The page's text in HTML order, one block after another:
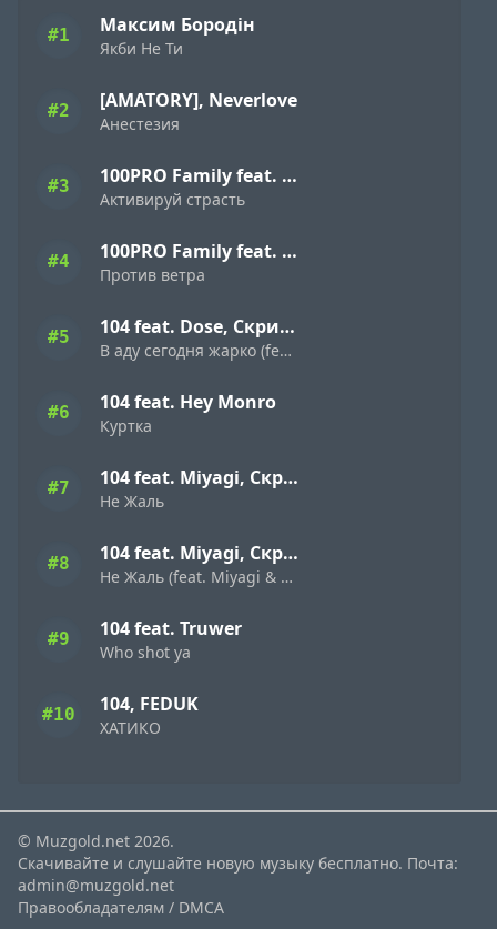
#1 Максим Бородін
Якби Не Ти
#2 [AMATORY], Neverlove
Анестезия
#3 100PRO Family feat. Dave Bra, Indigo, Режик, Кима, Slavon, Denny Presston, Буян, ШЕFF, Simagon, MonoSoul
Активируй страсть
#4 100PRO Family feat. Dave Bra, Кипер, Popovi4, Буян, Indigo, Simagon, ШЕFF, MonoSoul
Против ветра
#5 104 feat. Dose, Скриптонит
В аду сегодня жарко (feat. Dose & Скриптонит)
#6 104 feat. Hey Monro
Куртка
#7 104 feat. Miyagi, Скриптонит
Не Жаль
#8 104 feat. Miyagi, Скриптонит
Не Жаль (feat. Miyagi & Скриптонит)
#9 104 feat. Truwer
Who shot ya
#10 104, FEDUK
ХАТИКО
© Muzgold.net 2026.
Скачивайте и слушайте новую музыку бесплатно. Почта:
admin@muzgold.net
Правообладателям / DMCA